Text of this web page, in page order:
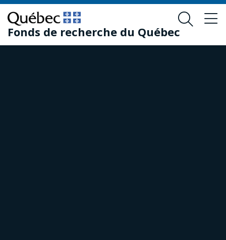
Passer
au
contenu
principal
Passer
au
pied
de
Fonds de recherche du Québec